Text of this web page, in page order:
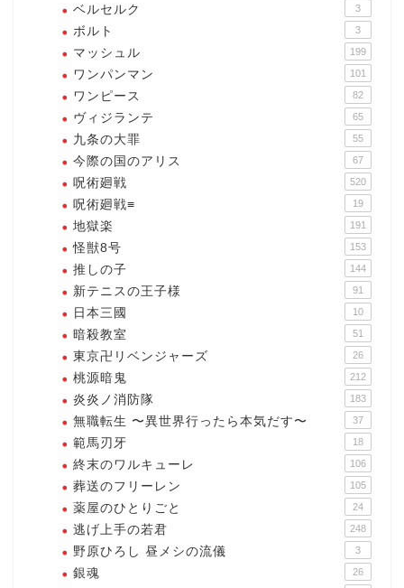
ベルセルク 3
ボルト 3
マッシュル 199
ワンパンマン 101
ワンピース 82
ヴィジランテ 65
九条の大罪 55
今際の国のアリス 67
呪術廻戦 520
呪術廻戦≡ 19
地獄楽 191
怪獣8号 153
推しの子 144
新テニスの王子様 91
日本三國 10
暗殺教室 51
東京卍リベンジャーズ 26
桃源暗鬼 212
炎炎ノ消防隊 183
無職転生 〜異世界行ったら本気だす〜 37
範馬刃牙 18
終末のワルキューレ 106
葬送のフリーレン 105
薬屋のひとりごと 24
逃げ上手の若君 248
野原ひろし 昼メシの流儀 3
銀魂 26